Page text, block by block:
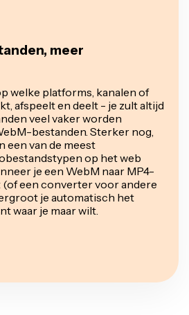
meer
welke platforms, kanalen of
afspeelt en deelt - je zult altijd
veel vaker worden
bestanden. Sterker nog,
een van de meest
op het web
je een WebM naar MP4-
een converter voor andere
je automatisch het
waar je maar wilt.